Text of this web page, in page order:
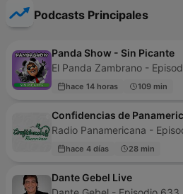
Podcasts Principales
Panda Show - Sin Picante
El Panda Zambrano -
hace 14 horas 109 min
Confidencias de
Radio Panamericana -
hace 4 días 28 min
Dante Gebel Live